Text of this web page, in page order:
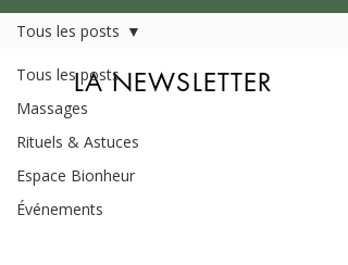
Tous les posts
Massages
Rituels & Astuces
Espace Bionheur
Événements
Tous les posts
LA NEWSLETTER